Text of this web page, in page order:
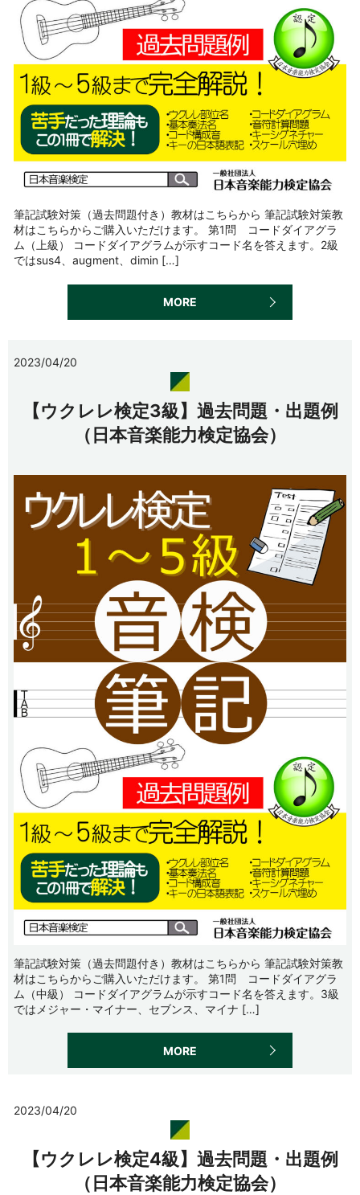
筆記試験対策（過去問題付き）教材はこちらから 筆記試験対策教
材はこちらからご購入いただけます。 第1問 コードダイアグラ
ム（上級） コードダイアグラムが示すコード名を答えます。2級
ではsus4、augment、dimin […]
MORE
2023/04/20
【ウクレレ検定3級】過去問題・出題例
（日本音楽能力検定協会）
筆記試験対策（過去問題付き）教材はこちらから 筆記試験対策教
材はこちらからご購入いただけます。 第1問 コードダイアグラ
ム（中級） コードダイアグラムが示すコード名を答えます。3級
ではメジャー・マイナー、セブンス、マイナ […]
MORE
2023/04/20
【ウクレレ検定4級】過去問題・出題例
（日本音楽能力検定協会）